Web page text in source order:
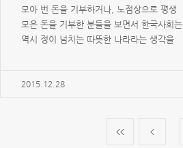
모아 번 돈을 기부하거나, 노점상으로 평생
모은 돈을 기부한 분들을 보면서 한국사회는
역시 정이 넘치는 따뜻한 나라라는 생각을
곳곳의 어려운 이웃을 돕는데 조금이나마
2015.12.28